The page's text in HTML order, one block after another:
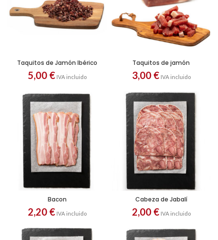
Taquitos de Jamón Ibérico
5,00 € IVA incluido
Taquitos de jamón
3,00 € IVA incluido
Bacon
2,20 € IVA incluido
Cabeza de Jabalí
2,00 € IVA incluido